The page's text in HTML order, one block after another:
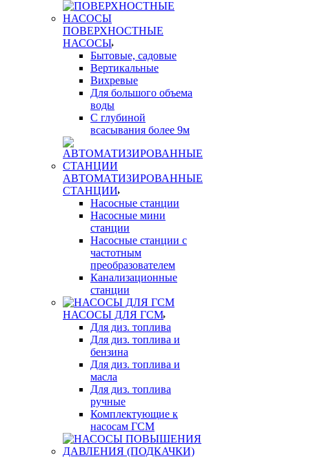
ПОВЕРХНОСТНЫЕ
НАСОСЫ
Бытовые, садовые
Вертикальные
Вихревые
Для большого объема
воды
С глубиной
всасывания более 9м
АВТОМАТИЗИРОВАННЫЕ
СТАНЦИИ
Насосные станции
Насосные мини
станции
Насосные станции с
частотным
преобразователем
Канализационные
станции
НАСОСЫ ДЛЯ ГСМ
Для диз. топлива
Для диз. топлива и
бензина
Для диз. топлива и
масла
Для диз. топлива
ручные
Комплектующие к
насосам ГСМ